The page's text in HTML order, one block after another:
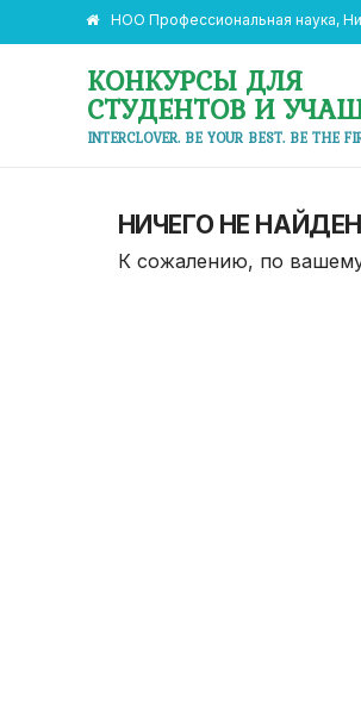
НОО Профессиональная наука,
КОНКУРСЫ ДЛЯ
СТУДЕНТОВ И
INTERCLOVER. BE YOUR BEST. BE THE
НИЧЕГО НЕ
К сожалению, по